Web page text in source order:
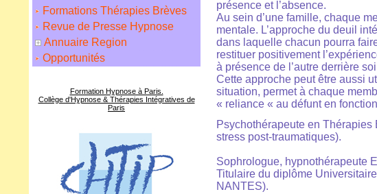
Formations Thérapies Brèves
Revue de Presse Hypnose
Annuaire Region
Opportunités
Formation Hypnose à Paris.
Collège d'Hypnose & Thérapies Intégratives de
Paris
présence et l’absence.
Au sein d’une famille, chaque
mentale. L’approche du deuil
dans laquelle chacun pourra
restituer positivement
à présence de l’autre derrière
Cette approche peut être aussi
situation, permet à chaque
« reliance « au défunt en
Psychothérapeute en
stress post-traumatiques).
Sophrologue, hypnothérapeute
Titulaire du diplôme
NANTES).